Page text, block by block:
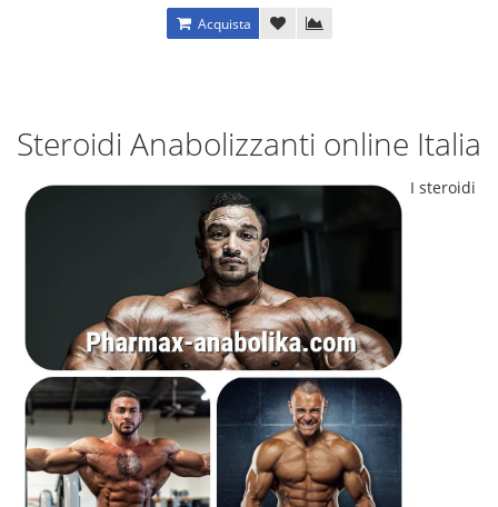
Acquista
Steroidi Anabolizzanti online Italia
I steroidi